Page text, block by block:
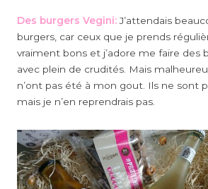
Des burgers Vegini:J’attendais
burgers, car ceux que je prends
vraiment bons et j’adore me faire des
avec plein de crudités. Mais
n’ont pas été à mon gout. Ils ne sont
mais je n’en reprendrais pas.